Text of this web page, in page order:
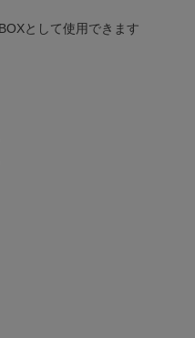
として使用できます